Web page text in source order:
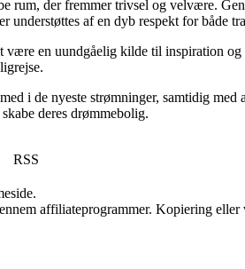
rum, der fremmer trivsel og velvære.
af en dyb respekt for både
en uundgåelig kilde til inspiration
i de nyeste strømninger, samtidig
deres drømmebolig.
RSS
affiliateprogrammer. Kopiering